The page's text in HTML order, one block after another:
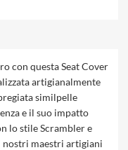
con questa Seat Cover
artigianalmente
similpelle
e il suo impatto
lo stile Scrambler e
nostri maestri artigiani